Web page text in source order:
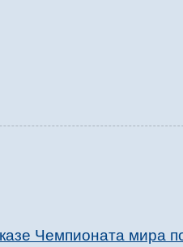
Чемпионата мира